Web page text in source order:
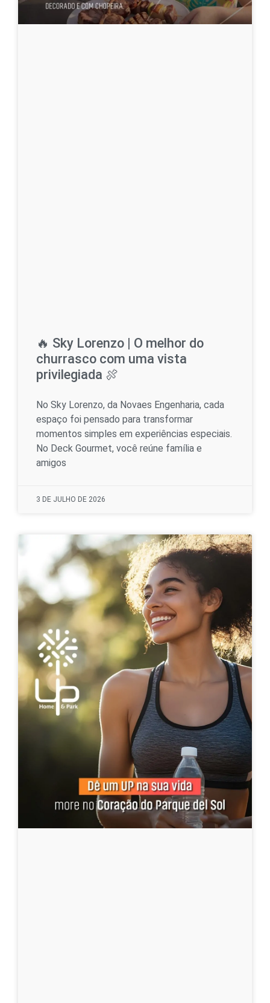
🔥 Sky Lorenzo | O melhor do
churrasco com uma vista
privilegiada 🍖
No Sky Lorenzo, da Novaes Engenharia, cada
espaço foi pensado para transformar
momentos simples em experiências especiais.
No Deck Gourmet, você reúne família e
amigos
3 DE JULHO DE 2026